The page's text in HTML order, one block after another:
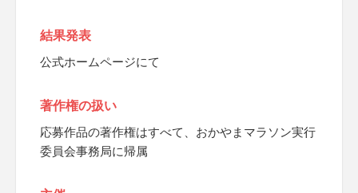
結果発表
公式ホームページにて
著作権の扱い
応募作品の著作権はすべて、おかやまマラソン実行
委員会事務局に帰属